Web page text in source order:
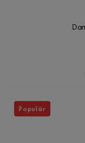
Populär